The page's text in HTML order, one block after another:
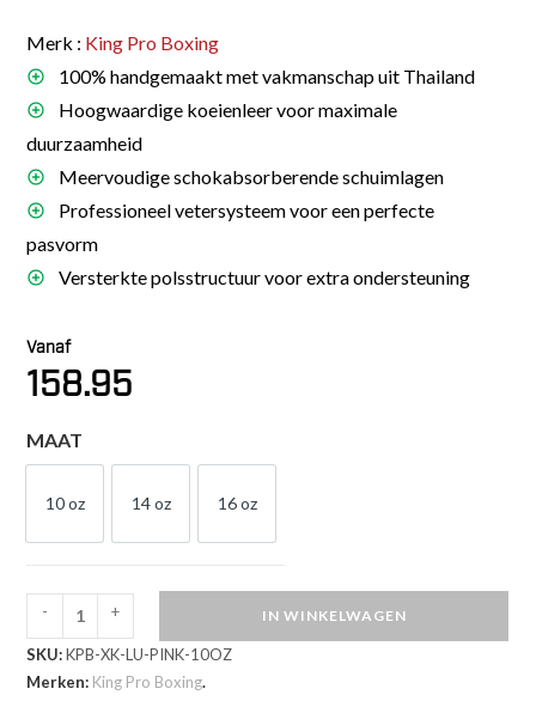
Merk : King Pro Boxing
100% handgemaakt met vakmanschap uit Thailand
Hoogwaardige koeienleer voor maximale
duurzaamheid
Meervoudige schokabsorberende schuimlagen
Professioneel vetersysteem voor een perfecte
pasvorm
Versterkte polsstructuur voor extra ondersteuning
Vanaf
158.95
MAAT
10 oz 14 oz 16 oz
Pro
Boxing
- + IN WINKELWAGEN
SKU:KPB-XK-LU-PINK-10OZ
Merken: King Pro Boxing.